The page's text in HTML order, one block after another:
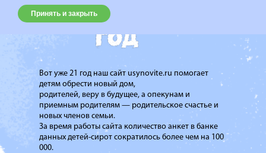
Вот уже 21 год наш сайт usynovite.ru помогает
детям обрести новый дом,
родителей, веру в будущее, а опекунам и
приемным родителям — родительское счастье и
новых членов семьи.
За время работы сайта количество анкет в банке
данных детей-сирот сократилось более чем на 100
000.
Принять и закрыть